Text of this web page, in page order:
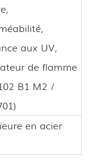
aux UV,
de flamme
B1 M2 /
en acier